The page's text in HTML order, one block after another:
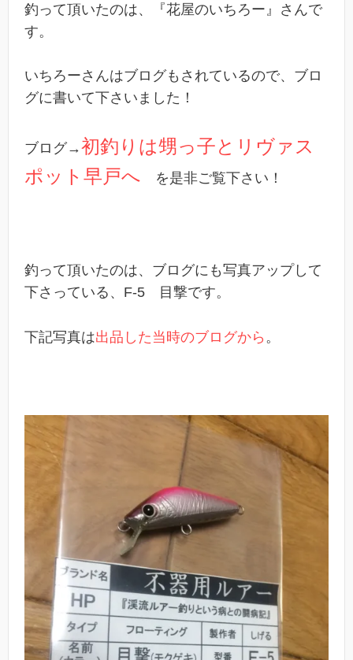
釣って頂いたのは、『花屋のいちろー』さんで
す。
いちろーさんはブログもされているので、ブロ
グに書いて下さいました！
ブログ→初釣りは甥っ子とリヴァス
ポット早戸へ を是非ご覧下さい！
釣って頂いたのは、ブログにも写真アップして
下さっている、F-5 目撃です。
下記写真は出品した当時のブログから 。